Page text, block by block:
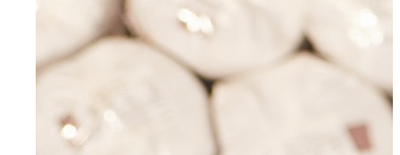
Wuppertal, Solingen, Remscheid, Düsseldorf